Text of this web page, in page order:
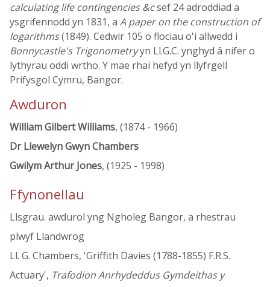
calculating life contingencies &csef 24 adroddiad a
ysgrifennodd yn 1831, a A paper on the construction of
logarithms(1849). Cedwir 105 o flociau o'i allwedd i
Bonnycastle's Trigonometryyn Ll.G.C. ynghyd â nifer o
lythyrau oddi wrtho. Y mae rhai hefyd yn llyfrgell
Prifysgol Cymru, Bangor.
Awduron
William Gilbert Williams, (1874 - 1966)
Dr Llewelyn Gwyn Chambers
Gwilym Arthur Jones, (1925 - 1998)
Ffynonellau
Llsgrau. awdurol yng Ngholeg Bangor, a rhestrau
plwyf Llandwrog
Ll. G. Chambers, 'Griffith Davies (1788-1855) F.R.S.
Actuary', Trafodion Anrhydeddus Gymdeithas y